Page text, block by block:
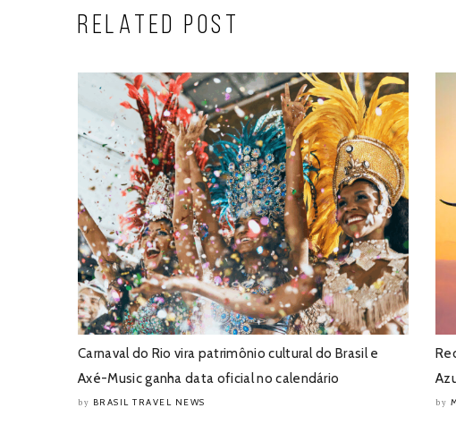
RELATED POST
Carnaval do Rio vira patrimônio cultural do Brasil e
Axé-Music ganha data oficial no calendário
by BRASIL TRAVEL NEWS by